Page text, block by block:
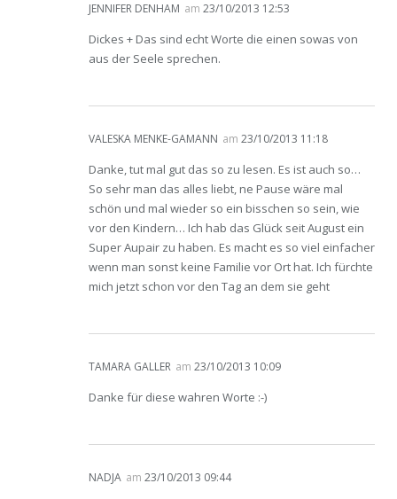
JENNIFER DENHAM am 23/10/2013 12:53
Dickes + Das sind echt Worte die einen sowas von
aus der Seele sprechen.
VALESKA MENKE-GAMANN am 23/10/2013 11:18
Danke, tut mal gut das so zu lesen. Es ist auch so…
So sehr man das alles liebt, ne Pause wäre mal
schön und mal wieder so ein bisschen so sein, wie
vor den Kindern… Ich hab das Glück seit August ein
Super Aupair zu haben. Es macht es so viel einfacher
wenn man sonst keine Familie vor Ort hat. Ich fürchte
mich jetzt schon vor den Tag an dem sie geht
TAMARA GALLER am 23/10/2013 10:09
Danke für diese wahren Worte :-)
NADJA am 23/10/2013 09:44